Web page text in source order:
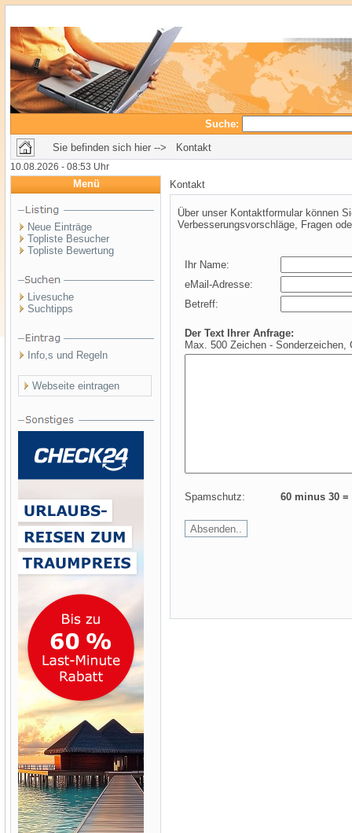
Suche:
Sie befinden sich hier --> Kontakt
10.08.2026 - 08:53 Uhr
Menü
Neue Einträge
Topliste Besucher
Topliste Bewertung
Livesuche
Suchtipps
Info,s und Regeln
Webseite eintragen
Kontakt
Über unser Kontaktformular können
Verbesserungsvorschläge, Fragen
Ihr Name:
eMail-Adresse:
Betreff:
Der Text Ihrer Anfrage:
Max. 500 Zeichen -
Spamschutz: 60 minus 30 =